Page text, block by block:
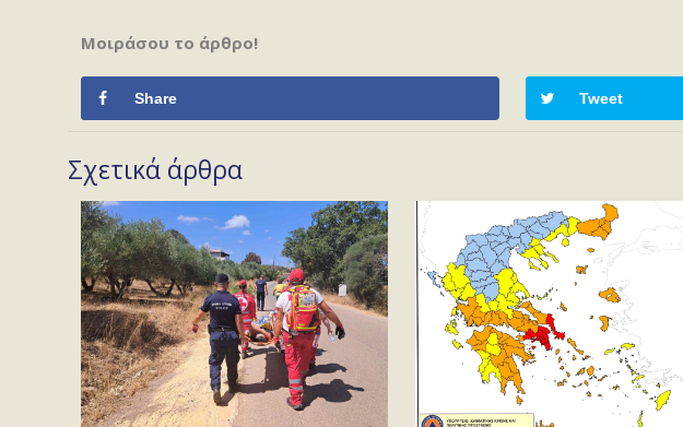
Μοιράσου το άρθρο!
Share Tweet
Σχετικά άρθρα